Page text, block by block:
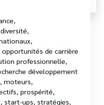
,
diversité,
,
de carrière
professionnelle,
développement
, moteurs,
, prospérité,
, start-ups, stratégies,